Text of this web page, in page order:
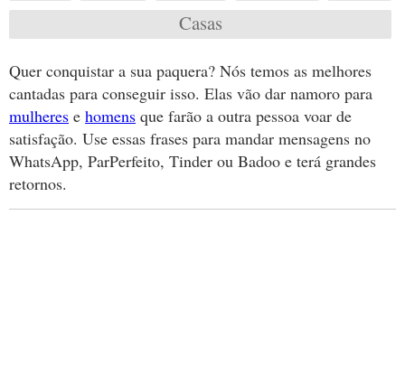
Casas
Quer conquistar a sua paquera? Nós temos as melhores
cantadas para conseguir isso. Elas vão dar namoro para
mulheres e homens que farão a outra pessoa voar de
satisfação. Use essas frases para mandar mensagens no
WhatsApp, ParPerfeito, Tinder ou Badoo e terá grandes
retornos.